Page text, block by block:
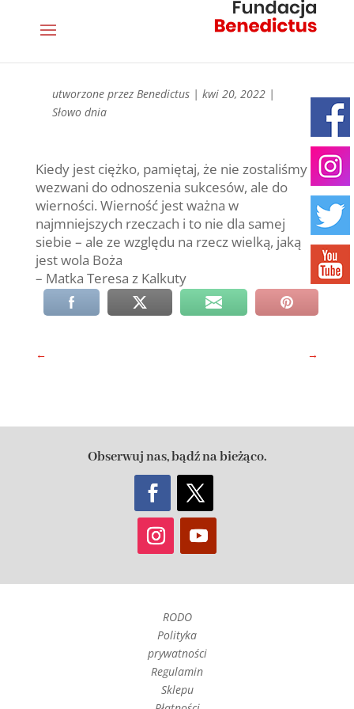
utworzone przez Benedictus| kwi 20, 2022|
Słowo dnia
Kiedy jest ciężko, pamiętaj, że nie zostaliśmy
wezwani do odnoszenia sukcesów, ale do
wierności. Wierność jest ważna w
najmniejszych rzeczach i to nie dla samej
siebie – ale ze względu na rzecz wielką, jaką
jest wola Boża
– Matka Teresa z Kalkuty
← →
Obserwuj nas, bądź na bieżąco.
RODO
Polityka
prywatności
Regulamin
Sklepu